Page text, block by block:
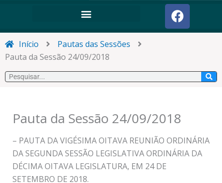
F
a
c
o
o
Início
Pautas das Sessões
Pauta da Sessão 24/09/2018
Pesquisar
Pauta da Sessão 24/09/2018
– PAUTA DA VIGÉSIMA OITAVA REUNIÃO ORDINÁRIA
DA SEGUNDA SESSÃO LEGISLATIVA ORDINÁRIA DA
DÉCIMA OITAVA LEGISLATURA, EM 24 DE
SETEMBRO DE 2018.